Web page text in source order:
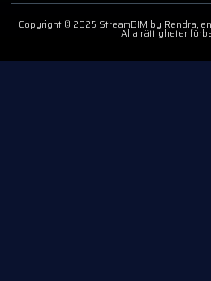
Copyright © 2025 StreamBIM by Rendra,
Alla rättigheter